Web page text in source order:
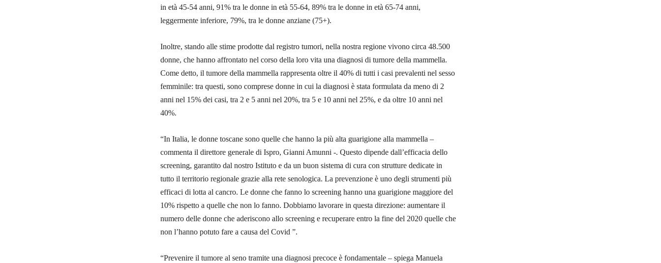
in età 45-54 anni, 91% tra le donne in età 55-64, 89% tra le donne in età 65-74 anni,
leggermente inferiore, 79%, tra le donne anziane (75+).
Inoltre, stando alle stime prodotte dal registro tumori, nella nostra regione vivono circa 48.500
donne, che hanno affrontato nel corso della loro vita una diagnosi di tumore della mammella.
Come detto, il tumore della mammella rappresenta oltre il 40% di tutti i casi prevalenti nel sesso
femminile: tra questi, sono comprese donne in cui la diagnosi è stata formulata da meno di 2
anni nel 15% dei casi, tra 2 e 5 anni nel 20%, tra 5 e 10 anni nel 25%, e da oltre 10 anni nel
40%.
“In Italia, le donne toscane sono quelle che hanno la più alta guarigione alla mammella –
commenta il direttore generale di Ispro, Gianni Amunni -. Questo dipende dall’efficacia dello
screening, garantito dal nostro Istituto e da un buon sistema di cura con strutture dedicate in
tutto il territorio regionale grazie alla rete senologica. La prevenzione è uno degli strumenti più
efficaci di lotta al cancro. Le donne che fanno lo screening hanno una guarigione maggiore del
10% rispetto a quelle che non lo fanno. Dobbiamo lavorare in questa direzione: aumentare il
numero delle donne che aderiscono allo screening e recuperare entro la fine del 2020 quelle che
non l’hanno potuto fare a causa del Covid ”.
“Prevenire il tumore al seno tramite una diagnosi precoce è fondamentale – spiega Manuela